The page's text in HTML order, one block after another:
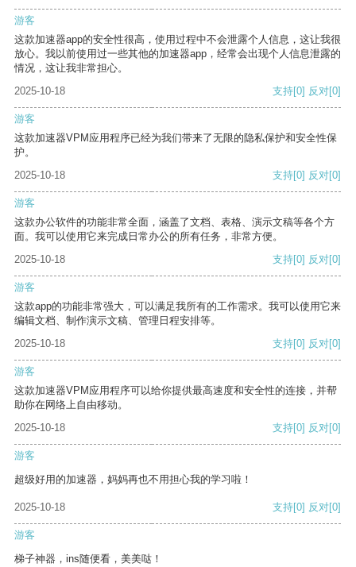
游客
这款加速器app的安全性很高，使用过程中不会泄露个人信息，这让我很
放心。我以前使用过一些其他的加速器app，经常会出现个人信息泄露的
情况，这让我非常担心。
2025-10-18
支持[0] 反对[0]
游客
这款加速器VPM应用程序已经为我们带来了无限的隐私保护和安全性保
护。
2025-10-18
支持[0] 反对[0]
游客
这款办公软件的功能非常全面，涵盖了文档、表格、演示文稿等各个方
面。我可以使用它来完成日常办公的所有任务，非常方便。
2025-10-18
支持[0] 反对[0]
游客
这款app的功能非常强大，可以满足我所有的工作需求。我可以使用它来
编辑文档、制作演示文稿、管理日程安排等。
2025-10-18
支持[0] 反对[0]
游客
这款加速器VPM应用程序可以给你提供最高速度和安全性的连接，并帮
助你在网络上自由移动。
2025-10-18
支持[0] 反对[0]
游客
超级好用的加速器，妈妈再也不用担心我的学习啦！
2025-10-18 支持[0] 反对[0]
游客
梯子神器，ins随便看，美美哒！